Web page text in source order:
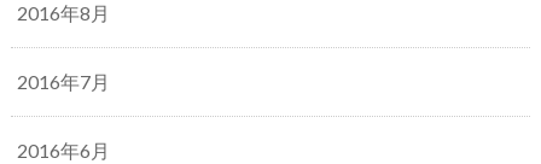
2016年8月
2016年7月
2016年6月